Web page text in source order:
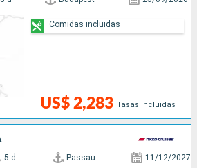
US$ 2,283 Tasas incluidas
Comidas incluidas
5 d Passau 11/12/2027